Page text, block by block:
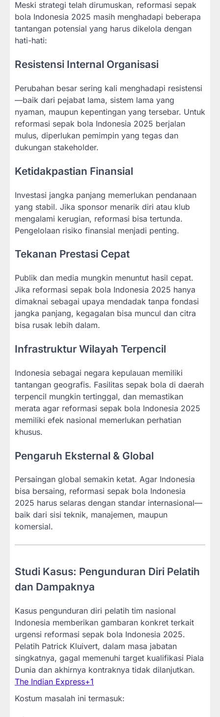
Meski strategi telah dirumuskan, reformasi sepak
bola Indonesia 2025 masih menghadapi beberapa
tantangan potensial yang harus dikelola dengan
hati-hati:
Resistensi Internal Organisasi
Perubahan besar sering kali menghadapi resistensi
—baik dari pejabat lama, sistem lama yang
nyaman, maupun kepentingan yang tersebar. Untuk
reformasi sepak bola Indonesia 2025 berjalan
mulus, diperlukan pemimpin yang tegas dan
dukungan stakeholder.
Ketidakpastian Finansial
Investasi jangka panjang memerlukan pendanaan
yang stabil. Jika sponsor menarik diri atau klub
mengalami kerugian, reformasi bisa tertunda.
Pengelolaan risiko finansial menjadi penting.
Tekanan Prestasi Cepat
Publik dan media mungkin menuntut hasil cepat.
Jika reformasi sepak bola Indonesia 2025 hanya
dimaknai sebagai upaya mendadak tanpa fondasi
jangka panjang, kegagalan bisa muncul dan citra
bisa rusak lebih dalam.
Infrastruktur Wilayah Terpencil
Indonesia sebagai negara kepulauan memiliki
tantangan geografis. Fasilitas sepak bola di daerah
terpencil mungkin tertinggal, dan memastikan
merata agar reformasi sepak bola Indonesia 2025
memiliki efek nasional memerlukan perhatian
khusus.
Pengaruh Eksternal & Global
Persaingan global semakin ketat. Agar Indonesia
bisa bersaing, reformasi sepak bola Indonesia
2025 harus selaras dengan standar internasional—
baik dari sisi teknik, manajemen, maupun
komersial.
Studi Kasus: Pengunduran Diri Pelatih
dan Dampaknya
Kasus pengunduran diri pelatih tim nasional
Indonesia memberikan gambaran konkret terkait
urgensi reformasi sepak bola Indonesia 2025.
Pelatih Patrick Kluivert, dalam masa jabatan
singkatnya, gagal memenuhi target kualifikasi Piala
Dunia dan akhirnya kontraknya tidak dilanjutkan.
The Indian Express+1
Kostum masalah ini termasuk: